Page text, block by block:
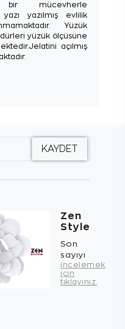
bir mücevherle
yazılmış evlilik
Yüzük
yüzük ölçüsüne
açılmış
Zen
Style
Son
sayıyı
incelemek
için
tıklayınız.